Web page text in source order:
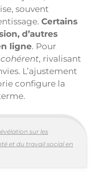
souvent
Certains
d’autres
ligne. Pour
, rivalisant
L’ajustement
configure la
sur les
et du travail social en